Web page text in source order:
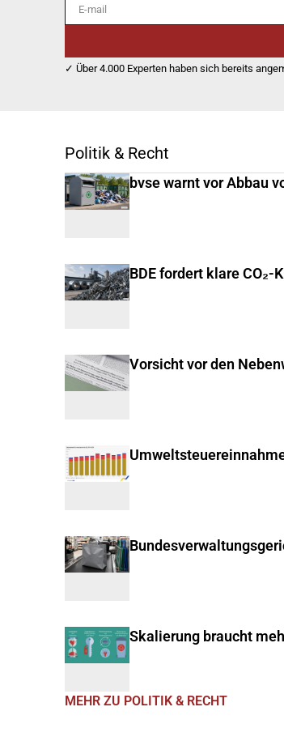
✓ Über 4.000 Experten haben sich bereits
Politik & Recht
bvse warnt vor Abbau
BDE fordert klare CO₂-
Vorsicht vor den
Skalierung braucht
MEHR ZU POLITIK & RECHT